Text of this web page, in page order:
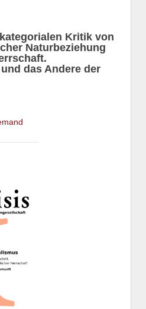
Kritik von
Naturbeziehung
das Andere der